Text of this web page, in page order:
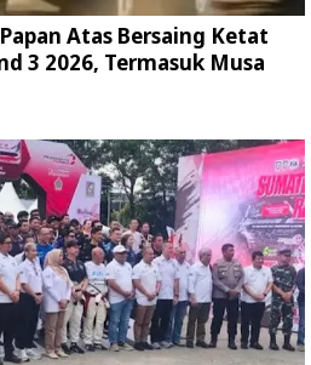
Atas Bersaing Ketat
3 2026, Termasuk Musa